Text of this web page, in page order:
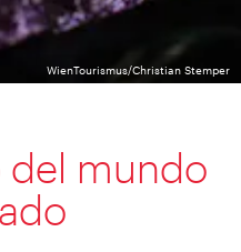
WienTourismus/Christian Stemper
del mundo